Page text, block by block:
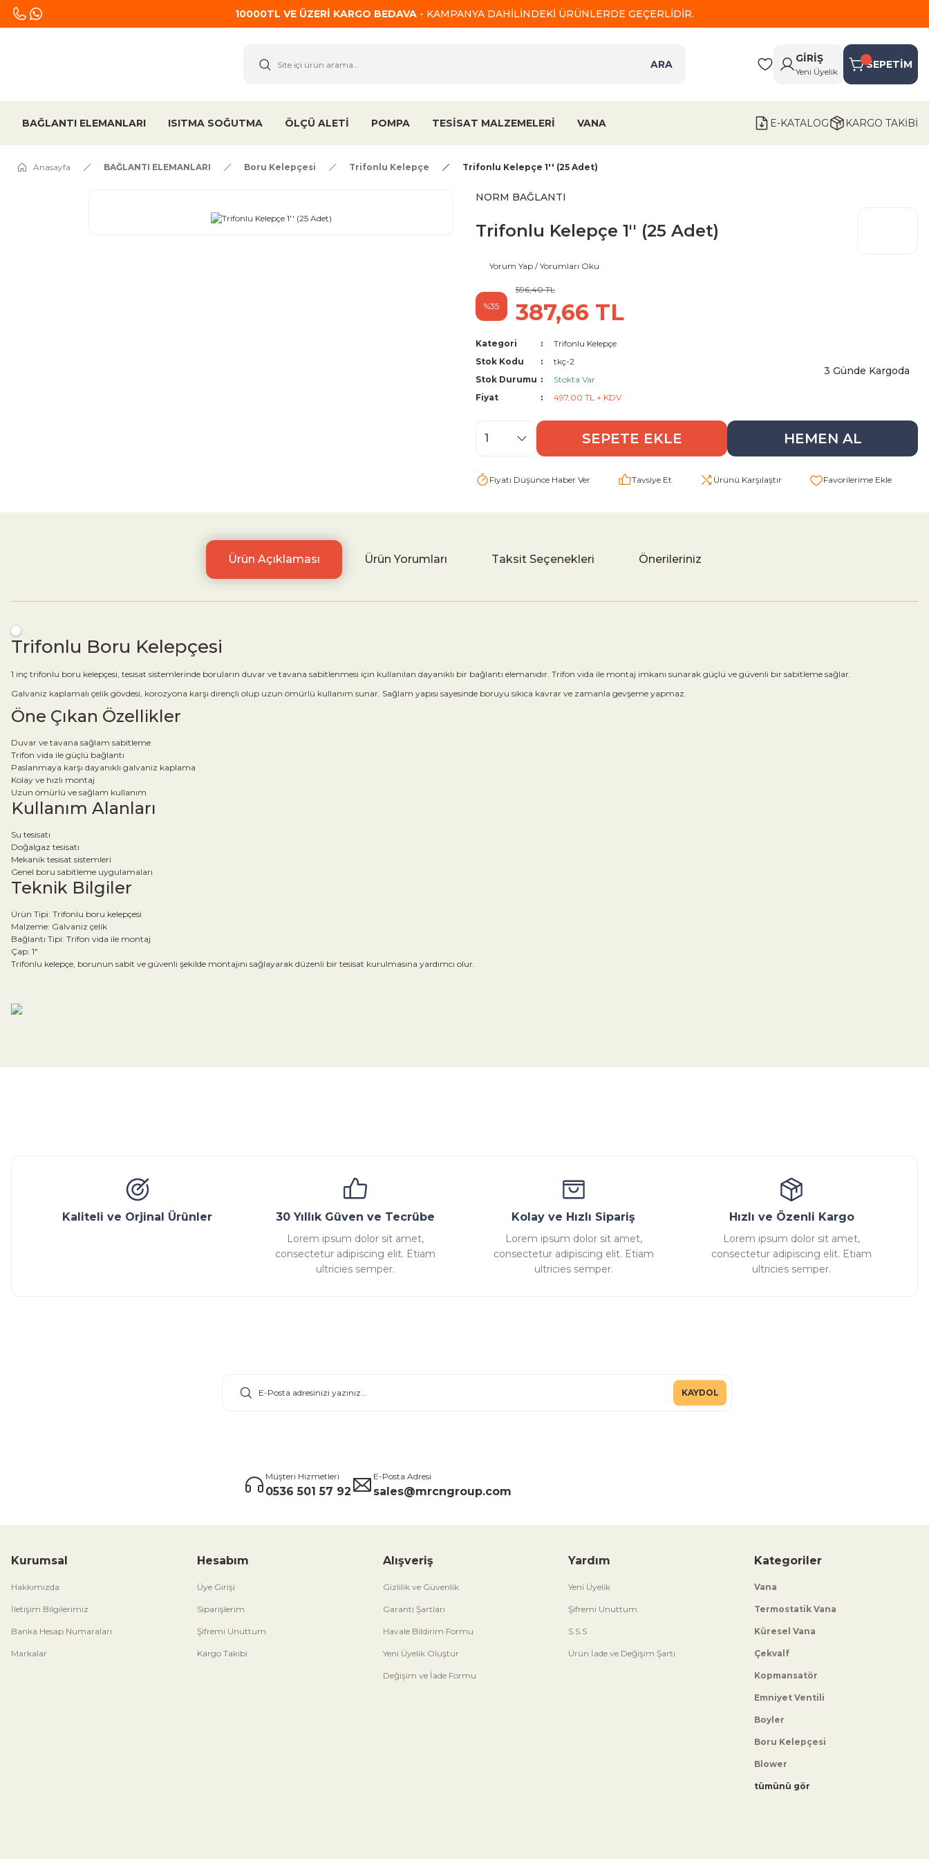
10000TL VE ÜZERİ KARGO BEDAVA - KAMPANYA DAHİLİNDEKİ ÜRÜNLERDE GEÇERLİDİR.
ARA
GİRİŞ
Yeni Üyelik
SEPETİM
BAĞLANTI ELEMANLARI ISITMA SOĞUTMA ÖLÇÜ ALETİ POMPA TESİSAT MALZEMELERİ VANA E-KATALOG KARGO TAKİBİ
Anasayfa BAĞLANTI ELEMANLARI Boru Kelepçesi Trifonlu Kelepçe Trifonlu Kelepçe 1'' (25 Adet)
NORM BAĞLANTI
Trifonlu Kelepçe 1'' (25 Adet)
Yorum Yap / Yorumları Oku
%35
596,40 TL
387,66 TL
Kategori
Trifonlu Kelepçe
Stok Kodu
tkç-2
Stok Durumu
Stokta Var
Fiyat
497,00 TL + KDV
3 Günde Kargoda
SEPETE EKLE HEMEN AL
Fiyatı Düşünce Haber Ver Tavsiye Et Ürünü Karşılaştır
Ürün Açıklaması Ürün Yorumları Taksit Seçenekleri Önerileriniz
Trifonlu Boru Kelepçesi
1 inç trifonlu boru kelepçesi, tesisat sistemlerinde boruların duvar ve tavana sabitlenmesi için kullanılan dayanıklı bir bağlantı elemanıdır. Trifon vida ile montaj imkanı sunarak güçlü ve güvenli bir sabitleme sağlar.
Galvaniz kaplamalı çelik gövdesi, korozyona karşı dirençli olup uzun ömürlü kullanım sunar. Sağlam yapısı sayesinde boruyu sıkıca kavrar ve zamanla gevşeme yapmaz.
Öne Çıkan Özellikler
Duvar ve tavana sağlam sabitleme
Trifon vida ile güçlü bağlantı
Paslanmaya karşı dayanıklı galvaniz kaplama
Kolay ve hızlı montaj
Uzun ömürlü ve sağlam kullanım
Kullanım Alanları
Su tesisatı
Doğalgaz tesisatı
Mekanik tesisat sistemleri
Genel boru sabitleme uygulamaları
Teknik Bilgiler
Ürün Tipi: Trifonlu boru kelepçesi
Malzeme: Galvaniz çelik
Bağlantı Tipi: Trifon vida ile montaj
Çap: 1"
Trifonlu kelepçe, borunun sabit ve güvenli şekilde montajını sağlayarak düzenli bir tesisat kurulmasına yardımcı olur.
Bu ürüne ilk yorumu siz yapın!
Kaliteli ve Orjinal Ürünler 30 Yıllık Güven ve Tecrübe
Lorem ipsum dolor sit amet,
consectetur adipiscing elit. Etiam
ultricies semper.
Kolay ve Hızlı Sipariş
Lorem ipsum dolor sit amet,
consectetur adipiscing elit. Etiam
ultricies semper.
Hızlı ve Özenli Kargo
Lorem ipsum dolor sit amet,
consectetur adipiscing elit. Etiam
ultricies semper.
KAYDOL
Müşteri Hizmetleri
0536 501 57 92
E-Posta Adresi
sales@mrcngroup.com
Kurumsal
Hakkımızda
İletişim Bilgilerimiz
Banka Hesap Numaraları
Markalar
Hesabım
Üye Girişi
Siparişlerim
Şifremi Unuttum
Kargo Takibi
Alışveriş
Gizlilik ve Güvenlik
Garanti Şartları
Havale Bildirim Formu
Yeni Üyelik Oluştur
Değişim ve İade Formu
Yardım
Yeni Üyelik
Şifremi Unuttum
S.S.S
Ürün İade ve Değişim Şartı
Kategoriler
Vana
Termostatik Vana
Küresel Vana
Çekvalf
Kopmansatör
Emniyet Ventili
Boyler
Boru Kelepçesi
Blower
tümünü gör